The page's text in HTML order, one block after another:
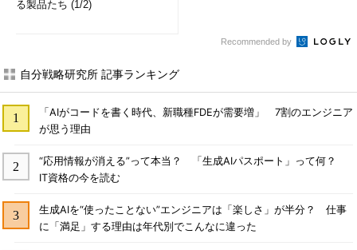
る製品たち (1/2)
Recommended by
自分戦略研究所 記事ランキング
「AIがコードを書く時代、新職種FDEが需要増」 7割のエンジニア
が思う理由
“応用情報が消える”って本当？ 「生成AIパスポート」って何？
IT資格の今を読む
生成AIを“使ったことない”エンジニアは「楽しさ」が半分？ 仕事
に「満足」する理由は年代別でこんなに違った